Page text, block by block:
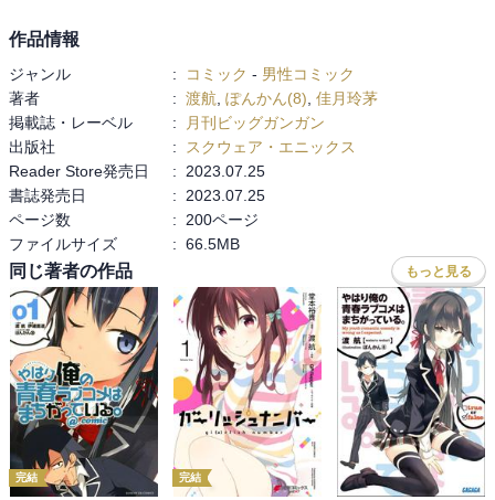
作品情報
ジャンル : コミック - 男性コミック
著者
: 渡航 ぽんかん(8) 佳月玲茅
掲載誌・レーベル
:
月刊ビッグガンガン
出版社
:
スクウェア・エニックス
Reader Store発売日
:
2023.07.25
書誌発売日
:
2023.07.25
ページ数
:
200ページ
ファイルサイズ
: 66.5MB
同じ著者の作品 もっと見る
完結 完結